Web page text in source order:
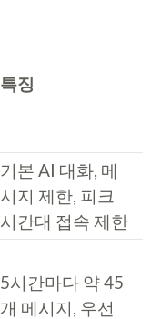
특징
기본 AI 대화, 메
시지 제한, 피크
시간대 접속 제한
5시간마다 약 45
개 메시지, 우선